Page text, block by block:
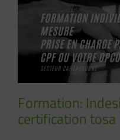
Formation:
certification tosa